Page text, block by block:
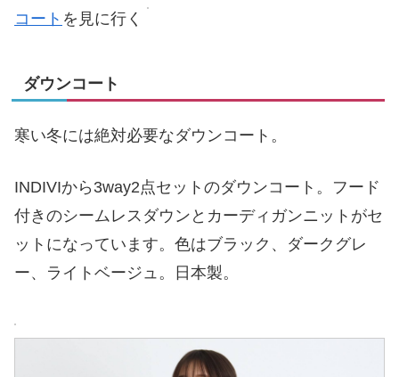
コート を見に行く
ダウンコート
寒い冬には絶対必要なダウンコート。
INDIVIから3way2点セットのダウンコート。フード
付きのシームレスダウンとカーディガンニットがセ
ットになっています。色はブラック、ダークグレ
ー、ライトベージュ。日本製。